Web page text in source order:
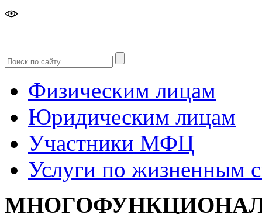
Физическим лицам
Юридическим лицам
Участники МФЦ
Услуги по жизненным